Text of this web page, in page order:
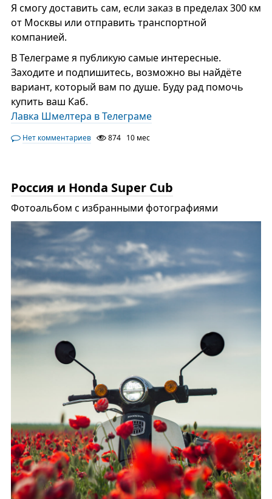
Я смогу доставить сам, если заказ в пределах 300 км
от Москвы или отправить транспортной
компанией.
В Телеграме я публикую самые интересные.
Заходите и подпишитесь, возможно вы найдёте
вариант, который вам по душе. Буду рад помочь
купить ваш Каб.
Лавка Шмелтера в Телеграме
Нет комментариев 874 10 мес
Россия и Honda Super Cub
Фотоальбом с избранными фотографиями